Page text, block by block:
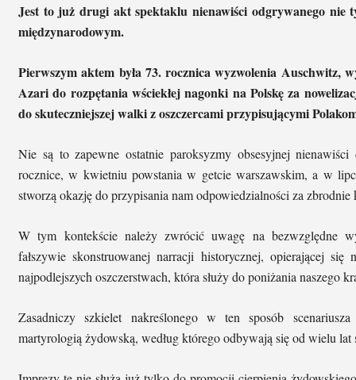
Jest to już drugi akt spektaklu nienawiści odgrywanego nie
międzynarodowym.
Pierwszym aktem była 73. rocznica wyzwolenia Auschwitz,
Azari do rozpętania wściekłej nagonki na Polskę za
do skuteczniejszej walki z oszczercami przypisującymi
Nie są to zapewne ostatnie paroksyzmy obsesyjnej
rocznice, w kwietniu powstania w getcie warszawskim, a w
stworzą okazję do przypisania nam odpowiedzialności za
W tym kontekście należy zwrócić uwagę na bezwzględne
fałszywie skonstruowanej narracji historycznej, opierającej
najpodlejszych oszczerstwach, która służy do poniżania naszego
Zasadniczy szkielet nakreślonego w ten sposób
martyrologią żydowską, według którego odbywają się od wielu